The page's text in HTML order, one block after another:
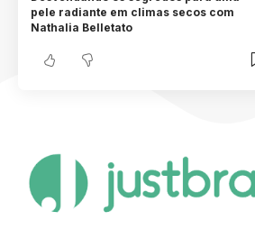
pele radiante em climas secos com
Nathalia Belletato